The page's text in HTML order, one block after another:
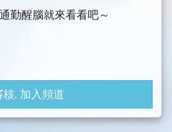
勤醒腦就來看看吧～
加入頻道